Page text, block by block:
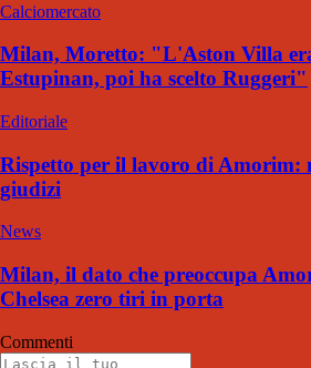
Calciomercato
Milan, Moretto: "L'Aston Villa
Estupinan, poi ha scelto Ruggeri"
Editoriale
Rispetto per il lavoro di Amorim:
giudizi
News
Milan, il dato che preoccupa
Chelsea zero tiri in porta
Commenti